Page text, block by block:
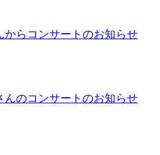
からコンサートのお知らせ
んのコンサートのお知らせ